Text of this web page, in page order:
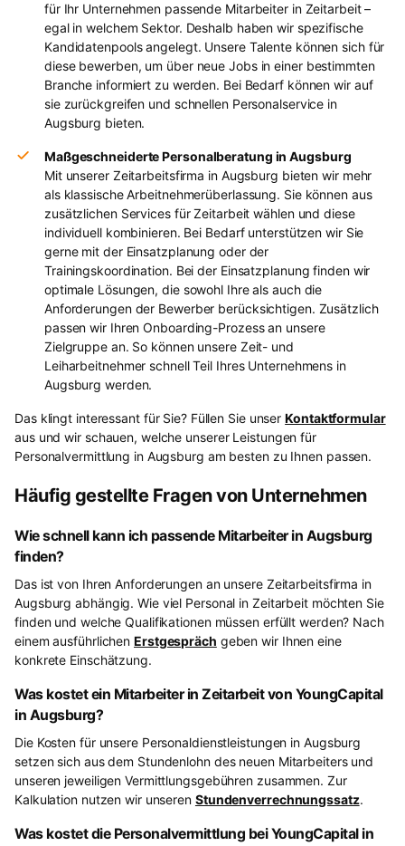
für Ihr Unternehmen passende Mitarbeiter in Zeitarbeit –
egal in welchem Sektor. Deshalb haben wir spezifische
Kandidatenpools angelegt. Unsere Talente können sich für
diese bewerben, um über neue Jobs in einer bestimmten
Branche informiert zu werden. Bei Bedarf können wir auf
sie zurückgreifen und schnellen Personalservice in
Augsburg bieten.
Maßgeschneiderte Personalberatung in Augsburg
Mit unserer Zeitarbeitsfirma in Augsburg bieten wir mehr
als klassische Arbeitnehmerüberlassung. Sie können aus
zusätzlichen Services für Zeitarbeit wählen und diese
individuell kombinieren. Bei Bedarf unterstützen wir Sie
gerne mit der Einsatzplanung oder der
Trainingskoordination. Bei der Einsatzplanung finden wir
optimale Lösungen, die sowohl Ihre als auch die
Anforderungen der Bewerber berücksichtigen. Zusätzlich
passen wir Ihren Onboarding-Prozess an unsere
Zielgruppe an. So können unsere Zeit- und
Leiharbeitnehmer schnell Teil Ihres Unternehmens in
Augsburg werden.
Das klingt interessant für Sie? Füllen Sie unserKontaktformular
aus und wir schauen, welche unserer Leistungen für
Personalvermittlung in Augsburg am besten zu Ihnen passen.
Häufig gestellte Fragen von Unternehmen
Wie schnell kann ich passende Mitarbeiter in Augsburg
finden?
Das ist von Ihren Anforderungen an unsere Zeitarbeitsfirma in
Augsburg abhängig. Wie viel Personal in Zeitarbeit möchten Sie
finden und welche Qualifikationen müssen erfüllt werden? Nach
einem ausführlichenErstgespräch geben wir Ihnen eine
konkrete Einschätzung.
Was kostet ein Mitarbeiter in Zeitarbeit von YoungCapital
in Augsburg?
Die Kosten für unsere Personaldienstleistungen in Augsburg
setzen sich aus dem Stundenlohn des neuen Mitarbeiters und
unseren jeweiligen Vermittlungsgebühren zusammen. Zur
Kalkulation nutzen wir unseren Stundenverrechnungssatz.
Was kostet die Personalvermittlung bei YoungCapital in